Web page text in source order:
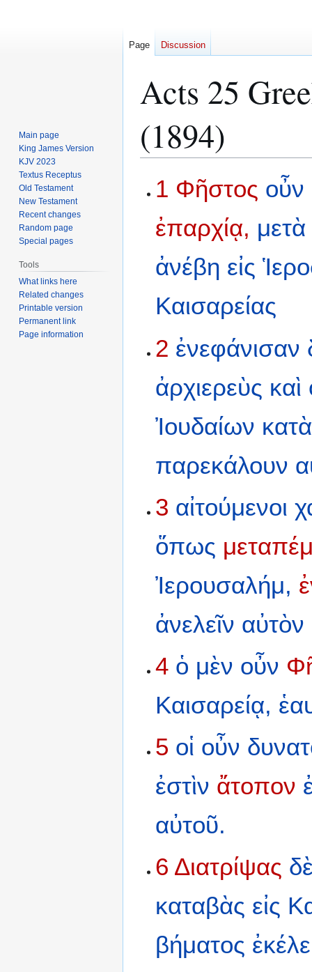
Acts 25
(1894)
toto
1 Φῆστος οὖν
ἐπαρχίᾳ, μετὰ
ἀνέβη εἰς
Καισαρείας
2 ἐνεφάνισαν
ἀρχιερεὺς καὶ
Ἰουδαίων κατὰ
παρεκάλουν
3 αἰτούμενοι
ὅπως
Ἰερουσαλήμ,
ἀνελεῖν αὐτὸν
4 ὁ μὲν οὖν
Καισαρείᾳ,
5 οἱ οὖν
ἐστὶν ἄτοπον
αὐτοῦ.
6 Διατρίψας
καταβὰς εἰς
βήματος
Page Discussion
Main page
King James Version
KJV 2023
Textus Receptus
Old Testament
New Testament
Recent changes
Random page
Special pages
Tools
What links here
Related changes
Printable version
Permanent link
Page information